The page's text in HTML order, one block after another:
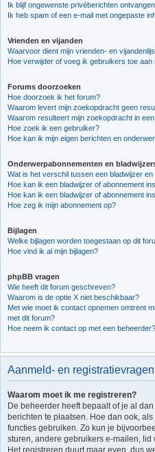
Ik blijf ongewenste privéberichten
Ik heb spam of een e-mail met ongepaste
Vrienden en vijanden
Waarvoor dient mijn vrienden- en
Hoe verwijder of voeg ik gebruikers toe
Forums doorzoeken
Hoe doorzoek ik het forum?
Waarom levert mijn zoekopdracht geen
Waarom resulteert mijn zoekopdracht in
Hoe zoek ik een gebruiker?
Hoe kan ik mijn eigen berichten en
Onderwerpabonnementen en
Wat is het verschil tussen een bladwijzer en
Hoe kan ik een bladwijzer of abonnement
Hoe kan ik een bladwijzer of abonnement
Hoe zeg ik mijn abonnement op?
Bijlagen
Welke bijlagen worden toegestaan op dit
Hoe vind ik al mijn bijlagen?
phpBB vragen
Wie heeft dit forum geschreven?
Waarom is de optie X niet beschikbaar?
Met wie moet ik contact opnemen omtrent
met dit forum?
Hoe neem ik contact op met een beheerder?
Aanmeld- en registratievragen
Waarom moet ik me registreren?
De beheerder heeft bepaalt of je al
berichten te plaatsen. Hoe dan ook,
functies gebruiken. Zo kun je
sturen, andere gebruikers e-mailen,
Het registreren duurt maar even, dus